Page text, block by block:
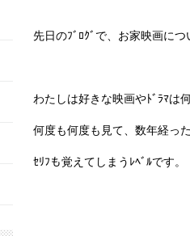
先日のﾌﾞﾛｸﾞで、お家映画につ
わたしは好きな映画やﾄﾞﾗﾏは
何度も何度も見て、数年経っ
ｾﾘﾌも覚えてしまうﾚﾍﾞﾙです。